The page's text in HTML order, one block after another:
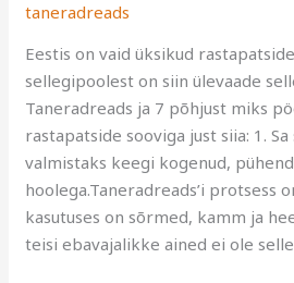
taneradreads
Eestis on vaid üksikud
sellegipoolest on siin ülevaade
Taneradreads ja 7 põhjust miks
rastapatside sooviga just siia: 1.
valmistaks keegi kogenud,
hoolega.Taneradreads’i protsess
kasutuses on sõrmed, kamm ja
teisi ebavajalikke ained ei ole
just
Taneradreads’i
poole